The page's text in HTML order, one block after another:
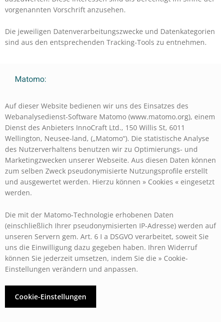
vorgenannten Vorschrift anzusehen.
Die jeweiligen Datenverarbeitungszwecke und Datenkategorien
sind aus den entsprechenden Tracking-Tools zu entnehmen.
Matomo:
Auf dieser Website bedienen wir uns des Einsatzes des
Webanalysedienst-Software Matomo (www.matomo.org), einem
Dienst des Anbieters InnoCraft Ltd., 150 Willis St, 6011
Wellington, Neusee-land, („Matomo“). Die statistische Analyse
des Nutzerverhaltens benutzen wir zu Optimierungs- und
Marketingzwecken unserer Webseite. Aus diesen Daten können
zum selben Zweck pseudonymisierte Nutzungsprofile erstellt
und ausgewertet werden. Hierzu können » Cookies « eingesetzt
werden.
Die mit der Matomo-Technologie erhobenen Daten
(einschließlich Ihrer pseudonymisierten IP-Adresse) werden auf
unseren Servern gem. Art. 6 I a DSGVO verarbeitet, soweit Sie
uns die Einwilligung dazu gegeben haben. Ihren Widerruf
können Sie jederzeit umsetzen, indem Sie die » Cookie-
Einstellungen verändern und anpassen.
Cookie-Einstellungen